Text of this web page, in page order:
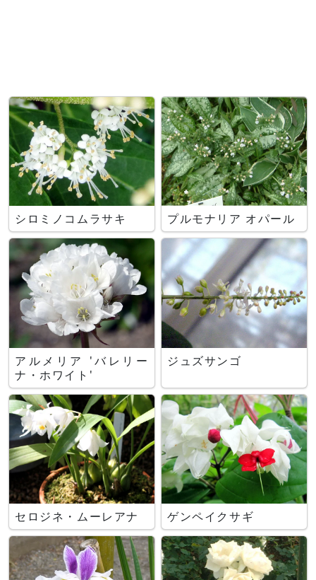
シロミノコムラサキ プルモナリア オパール
アルメリア 'バレリー
ナ・ホワイト'
ジュズサンゴ
セロジネ・ムーレアナ ゲンペイクサギ